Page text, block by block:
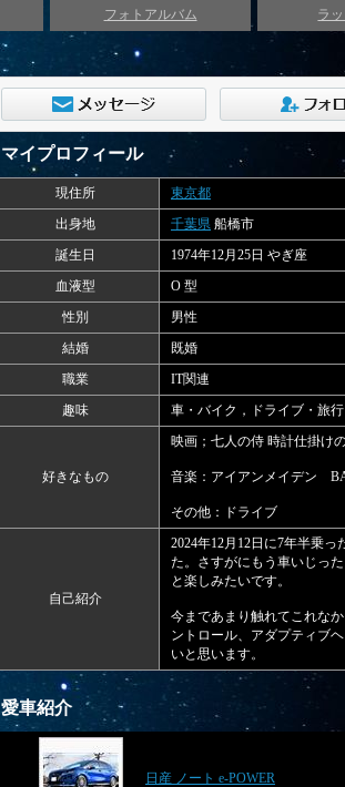
フォトアルバム ラ
マイプロフィール
現住所
東京都
出身地
千葉県 船橋市
誕生日
1974年12月25日 やぎ座
血液型
O 型
性別
男性
結婚
既婚
職業
IT関連
趣味
車・バイク，ドライブ・旅
好きなもの
映画；七人の侍 時計仕掛け
音楽：アイアンメイデン
その他：ドライブ
自己紹介
2024年12月12日に7年半乗
た。さすがにもう車いじっ
と楽しみたいです。
今まであまり触れてこれな
ントロール、アダプティブ
いと思います。
愛車紹介
日産 ノート e-POWER